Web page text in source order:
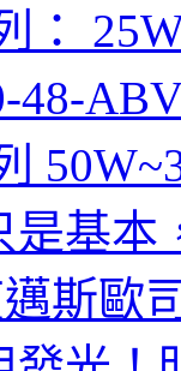
：
48-
是基本
斯歐